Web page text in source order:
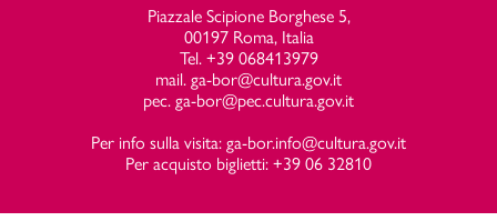
Piazzale Scipione Borghese 5,
00197 Roma, Italia
Tel. +39 068413979
mail. ga-bor@cultura.gov.it
pec. ga-bor@pec.cultura.gov.it
Per info sulla visita: ga-bor.info@cultura.gov.it
Per acquisto biglietti: +39 06 32810